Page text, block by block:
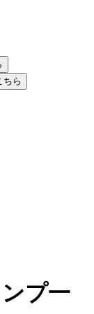
ちら
プ一